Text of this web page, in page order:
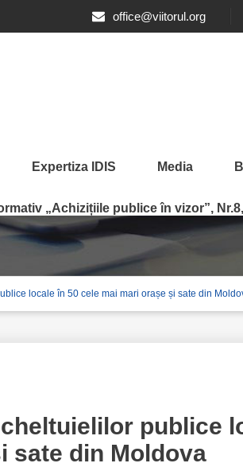
office@viitorul.org
Expertiza IDIS Media
„Achizițiile publice în vizor”,
cheltuielilor
locale în 50 cele mai mari orașe și sate din
publice
sate din Moldova